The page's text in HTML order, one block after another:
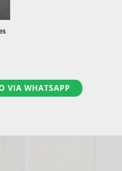
VIA WHATSAPP